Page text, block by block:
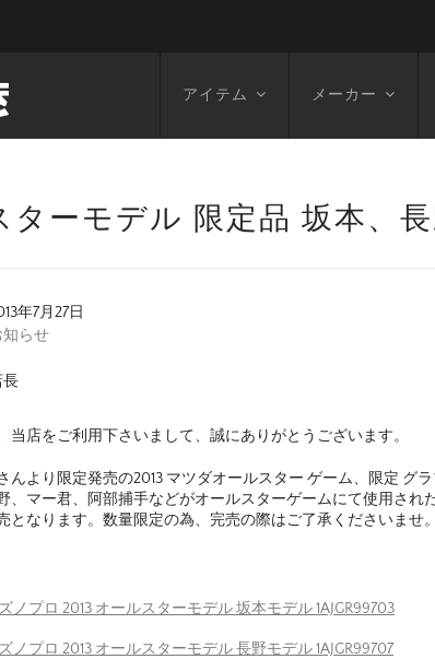
アイテム メーカー
ーモデル 限定品 坂本、
年7月27日
知らせ
長
当店をご利用下さいまして、誠にありがとうございます。
んより限定発売の2013 マツダオールスター ゲーム、限定 グ
、マー君、阿部捕手などがオールスターゲームにて使用され
となります。数量限定の為、完売の際はご了承くださいませ。
ノプロ 2013 オールスターモデル 坂本モデル 1AJGR99703
ノプロ 2013 オールスターモデル 長野モデル 1AJGR99707